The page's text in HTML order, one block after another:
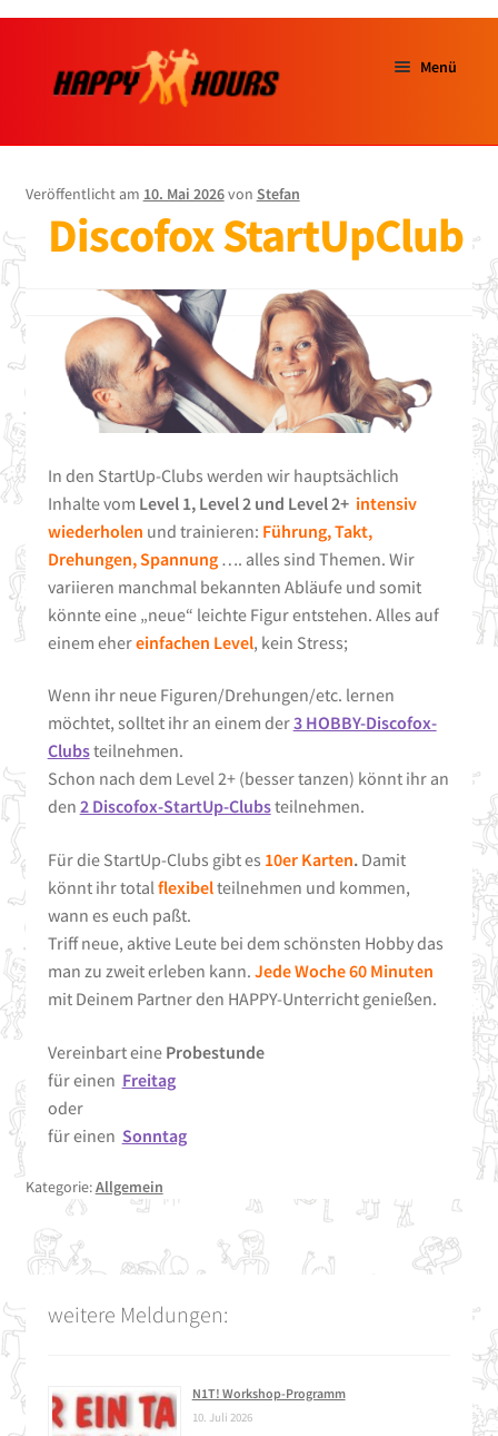
Menü
Start
über uns
Tanzschuhe
Saalvermietung
Salzinsel
Freizeitclub
Kontakt
Veröffentlicht am 10. Mai 2026von Stefan
Discofox StartUpClub
In den StartUp-Clubs werden wir hauptsächlich
Inhalte vom Level 1, Level 2 und Level 2+ intensiv
wiederholen und trainieren: Führung, Takt,
Drehungen, Spannung…. alles sind Themen. Wir
variieren manchmal bekannten Abläufe und somit
könnte eine „neue“ leichte Figur entstehen. Alles auf
einem ehereinfachen Level, kein Stress;
Wenn ihr neue Figuren/Drehungen/etc. lernen
möchtet, solltet ihr an einem der3 HOBBY-Discofox-
Clubsteilnehmen.
Schon nach dem Level 2+ (besser tanzen) könnt ihr an
den 2 Discofox-StartUp-Clubsteilnehmen.
Für die StartUp-Clubs gibt es 10er Karten. Damit
könnt ihr totalflexibelteilnehmen und kommen,
wann es euch paßt.
Triff neue, aktive Leute bei dem schönsten Hobby das
man zu zweit erleben kann. Jede Woche60 Minuten
mit Deinem Partner den HAPPY-Unterricht genießen.
Vereinbart eine Probestunde
für einen Freitag
oder
für einen Sonntag
Kategorie:Allgemein
weitere Meldungen:
N1T! Workshop-Programm
10. Juli 2026